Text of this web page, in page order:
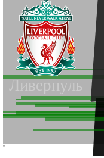
Ливерпуль
''